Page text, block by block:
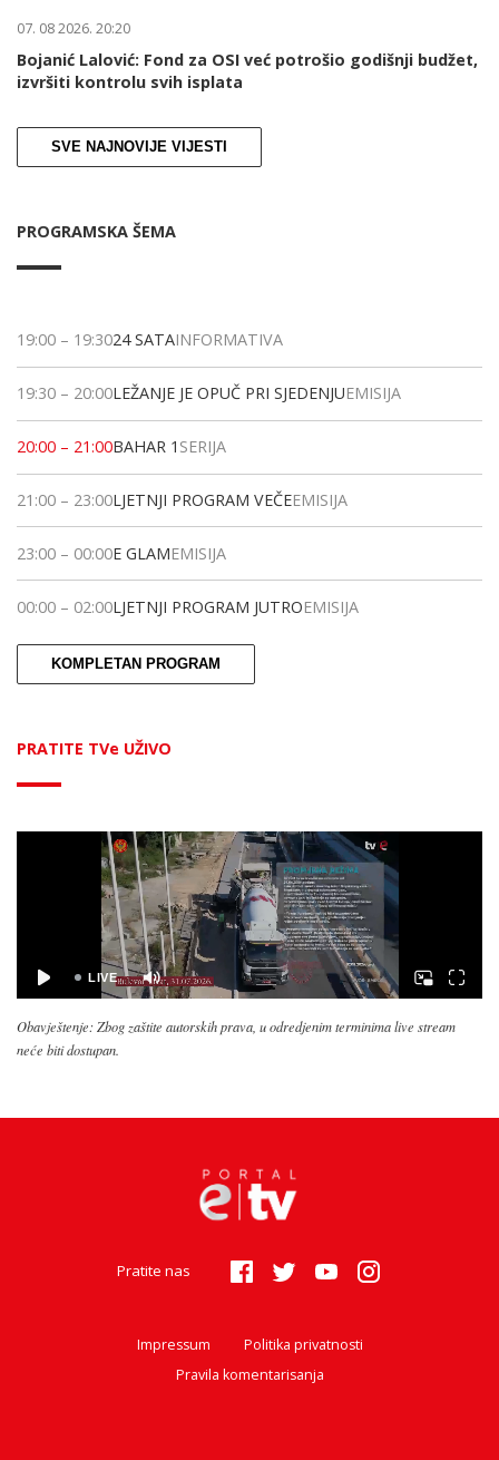
07. 08 2026. 20:20
Bojanić Lalović: Fond za OSI već potrošio godišnji budžet,
izvršiti kontrolu svih isplata
SVE NAJNOVIJE VIJESTI
PROGRAMSKA ŠEMA
19:00 – 19:3024 SATAINFORMATIVA
19:30 – 20:00LEŽANJE JE OPUČ PRI SJEDENJUEMISIJA
20:00 – 21:00BAHAR 1 SERIJA
21:00 – 23:00LJETNJI PROGRAM VEČEEMISIJA
23:00 – 00:00E GLAMEMISIJA
00:00 – 02:00LJETNJI PROGRAM JUTROEMISIJA
KOMPLETAN PROGRAM
PRATITE TVe UŽIVO
Obavještenje: Zbog zaštite autorskih prava, u odredjenim terminima live stream
neće biti dostupan.
Pratite nas
Impressum
Politika privatnosti
Pravila komentarisanja